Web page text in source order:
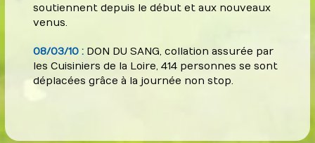
soutiennent depuis le début et aux nouveaux
venus.
08/03/10 : DON DU SANG, collation assurée par
les Cuisiniers de la Loire, 414 personnes se sont
déplacées grâce à la journée non stop.